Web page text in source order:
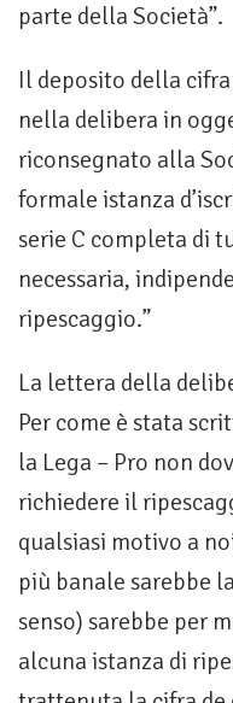
parte della Società”.
Il deposito della
nella delibera in
riconsegnato alla
formale istanza
serie C completa di
necessaria,
ripescaggio.”
La lettera della
Per come è stata
la Lega – Pro non
richiedere il
qualsiasi motivo a
più banale sarebbe
senso) sarebbe per
alcuna istanza di